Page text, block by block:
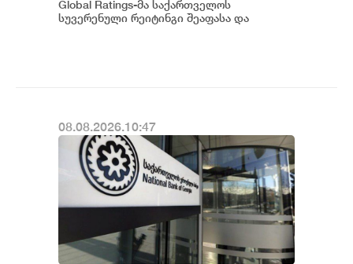
აფასებს
Global Ratings-მა საქართველოს
სუვერენული რეიტინგი შეაფასა და
08.08.2026.10:47